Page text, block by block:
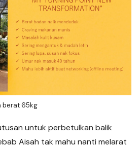
berat 65kg
untuk perbetulkan balik
Aisah tak mahu nanti melarat